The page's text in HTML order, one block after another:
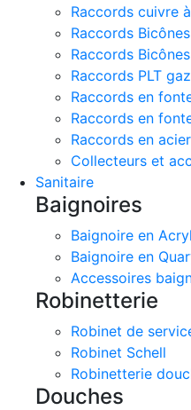
Raccords cuivre
Raccords
Raccords
Raccords PLT gaz
Raccords en
Raccords en
Raccords en
Collecteurs et
Sanitaire
Baignoires
Baignoire en Acryl
Baignoire en
Accessoires
Robinetterie
Robinet de
Robinet Schell
Robinetterie
Douches